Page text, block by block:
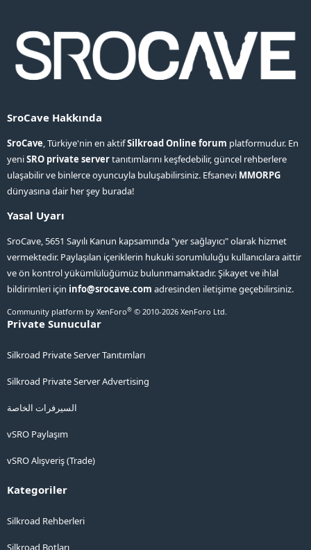
SroCave Hakkında
SroCave, Türkiye'nin en aktifSilkroad Online forum platformudur. En
yeniSRO private servertanıtımlarını keşfedebilir, güncel rehberlere
ulaşabilir ve binlerce oyuncuyla buluşabilirsiniz. Efsanevi MMORPG
dünyasına dair her şey burada!
Yasal Uyarı
SroCave, 5651 Sayılı Kanun kapsamında "yer sağlayıcı" olarak hizmet
vermektedir. Paylaşılan içeriklerin hukuki sorumluluğu kullanıcılara aittir
ve ön kontrol yükümlülüğümüz bulunmamaktadır. Şikayet ve ihlal
bildirimleri için info@srocave.com adresinden iletişime geçebilirsiniz.
Community platform by XenForo® © 2010-2026 XenForo Ltd.
Private Sunucular
Silkroad Private Server Tanıtımları
Silkroad Private Server Advertising
السيرفرات الخاصة
vSRO Paylaşım
vSRO Alışveriş (Trade)
Kategoriler
Silkroad Rehberleri
Silkroad Botları